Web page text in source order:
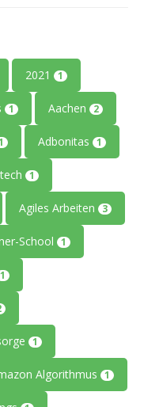
2021 1
1 Aachen 2
Adbonitas 1
1
Agiles Arbeiten 3
School 1
1
1
Algorithmus 1